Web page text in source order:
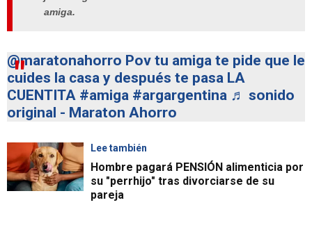
amiga.
@maratonahorro Pov tu amiga te pide que le
cuides la casa y después te pasa LA
CUENTITA #amiga #argargentina ♬ sonido
original - Maraton Ahorro
Lee también
Hombre pagará PENSIÓN alimenticia por
su "perrhijo" tras divorciarse de su
pareja